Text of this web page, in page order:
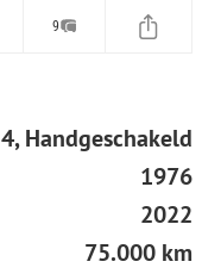
9
4, Handgeschakeld
1976
2022
75.000 km